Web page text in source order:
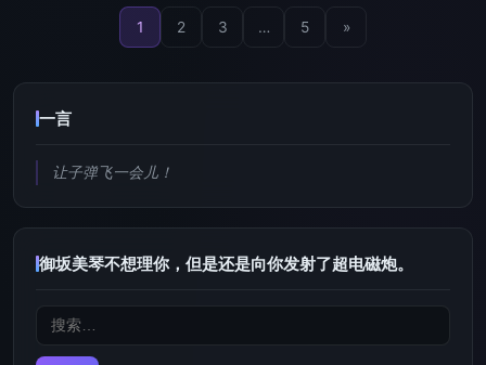
1 2 3 … 5 »
一言
让子弹飞一会儿！
御坂美琴不想理你，但是还是向你发射了超电磁炮。
搜